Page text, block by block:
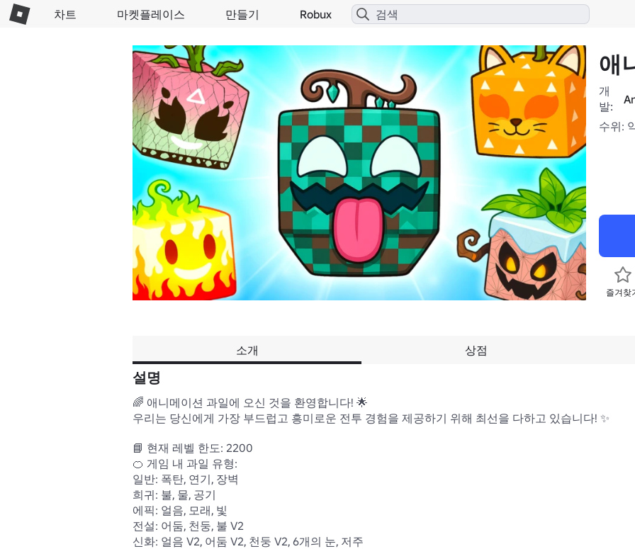
차트 마켓플레이스 만들기 Robux
애
개
발:
수위:
즐겨찾
소개 상점
설명
🌈 애니메이션 과일에 오신 것을 환영합니다! 🌟
우리는 당신에게 가장 부드럽고 흥미로운 전투 경험을 제공하기 위해 최선을 다하고 있습니다! ✨
📘 현재 레벨 한도: 2200
🍊 게임 내 과일 유형:
일반: 폭탄, 연기, 장벽
희귀: 불, 물, 공기
에픽: 얼음, 모래, 빛
전설: 어둠, 천둥, 불 V2
신화: 얼음 V2, 어둠 V2, 천둥 V2, 6개의 눈, 저주